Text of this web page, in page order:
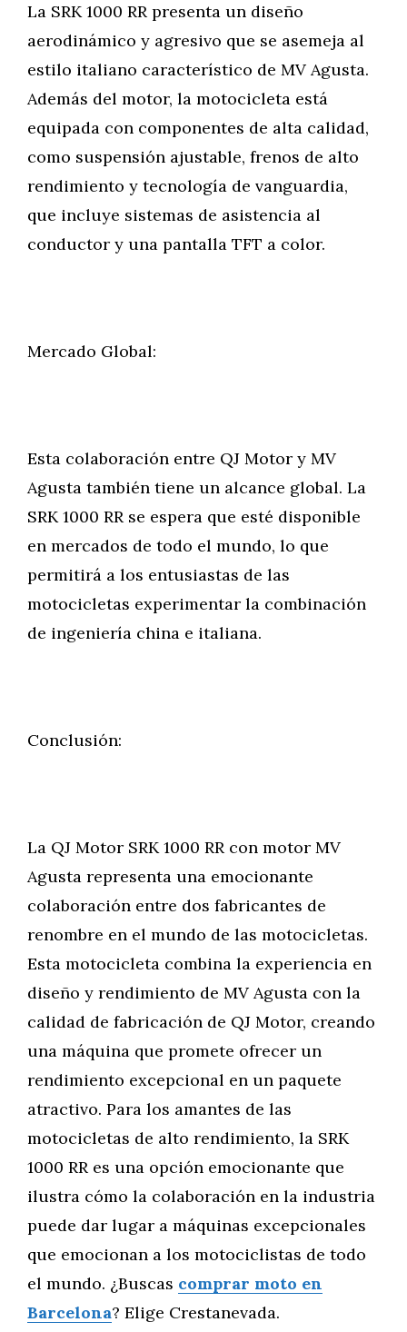
La SRK 1000 RR presenta un diseño
aerodinámico y agresivo que se asemeja al
estilo italiano característico de MV Agusta.
Además del motor, la motocicleta está
equipada con componentes de alta calidad,
como suspensión ajustable, frenos de alto
rendimiento y tecnología de vanguardia,
que incluye sistemas de asistencia al
conductor y una pantalla TFT a color.
Mercado Global:
Esta colaboración entre QJ Motor y MV
Agusta también tiene un alcance global. La
SRK 1000 RR se espera que esté disponible
en mercados de todo el mundo, lo que
permitirá a los entusiastas de las
motocicletas experimentar la combinación
de ingeniería china e italiana.
Conclusión:
La QJ Motor SRK 1000 RR con motor MV
Agusta representa una emocionante
colaboración entre dos fabricantes de
renombre en el mundo de las motocicletas.
Esta motocicleta combina la experiencia en
diseño y rendimiento de MV Agusta con la
calidad de fabricación de QJ Motor, creando
una máquina que promete ofrecer un
rendimiento excepcional en un paquete
atractivo. Para los amantes de las
motocicletas de alto rendimiento, la SRK
1000 RR es una opción emocionante que
ilustra cómo la colaboración en la industria
puede dar lugar a máquinas excepcionales
que emocionan a los motociclistas de todo
el mundo. ¿Buscas comprar moto en
Barcelona? Elige Crestanevada.